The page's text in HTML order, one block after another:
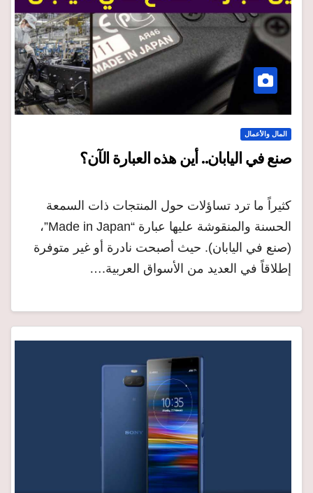
المال والأعمال
صنع في اليابان.. أين هذه العبارة الآن؟
كثيراً ما ترد تساؤلات حول المنتجات ذات السمعة
الحسنة والمنقوشة عليها عبارة “Made in Japan”،
(صنع في اليابان). حيث أصبحت نادرة أو غير متوفرة
إطلاقاً في العديد من الأسواق العربية.…